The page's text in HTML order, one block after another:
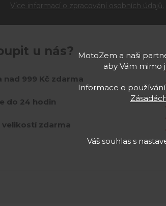
Více informací o zpracování osobních údajů.
u nás?
nad 999 Kč zdarma
do 24 hodin
velikostí zdarma
MotoZem a naši
aby Vám mimo
Informace o
Váš souhlas s